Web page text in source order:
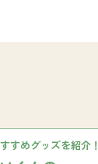
すめグッズを紹介！